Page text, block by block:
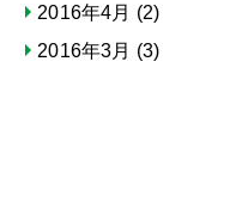
2016年4月 (2)
2016年3月 (3)